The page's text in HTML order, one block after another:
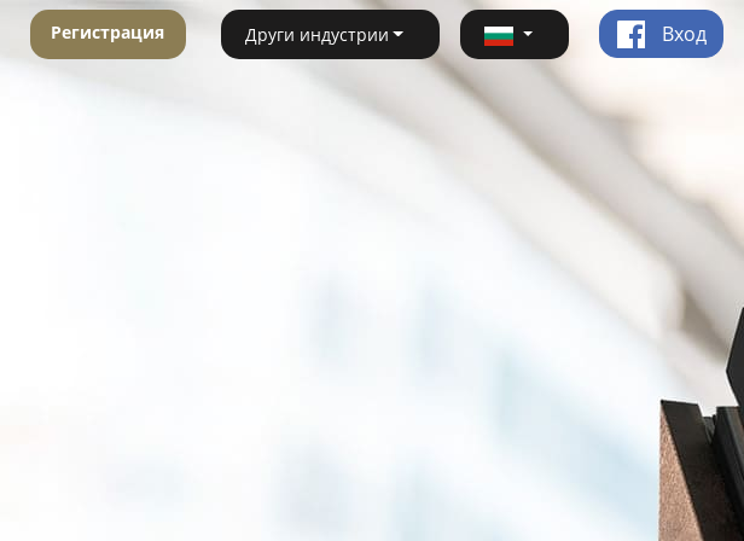
Регистрация Други индустрии Вход